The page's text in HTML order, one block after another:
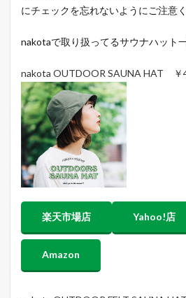
にチェックを忘れないようにご注意く
nakotaで取り扱ってるサウナハット
nakota OUTDOOR SAUNA HAT ￥
楽天市場店 Yahoo!店
Amazon